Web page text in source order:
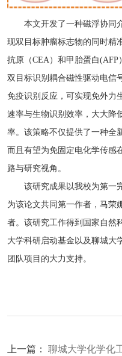
本文开发了一种磁浮协同介
现双目标肿瘤标志物的同时精
抗原（CEA）和甲胎蛋白
双目标识别耦合磁性驱动电信
免疫识别反应，可实现免外力
速率与生物识别效率，大大降
率。该策略不仅提供了一种全
而且有望为免固定电化学传感
路与研究视角。
该研究成果以我校为第一完
为该论文共同第一作者，马荣
者。该研究工作得到国家自然
大学科研启动基金以及聊城大
团队项目的大力支持。
上一篇： 聊城大学化学化